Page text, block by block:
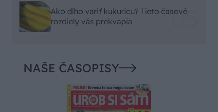
Ako dlho variť kukuricu? Tieto časové
rozdiely vás prekvapia
NAŠE ČASOPISY